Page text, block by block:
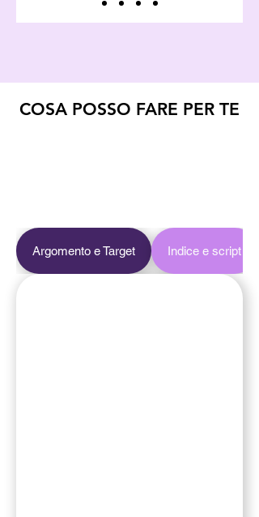
COSA POSSO FARE PER TE
Argomento e Target Indice e script